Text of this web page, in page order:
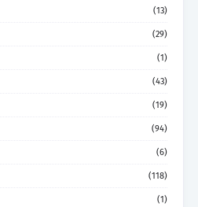
(13)
(29)
(1)
(43)
(19)
(94)
(6)
(118)
(1)